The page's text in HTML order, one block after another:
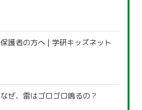
保護者の方へ | 学研キッズネット
なぜ、雷はゴロゴロ鳴るの？